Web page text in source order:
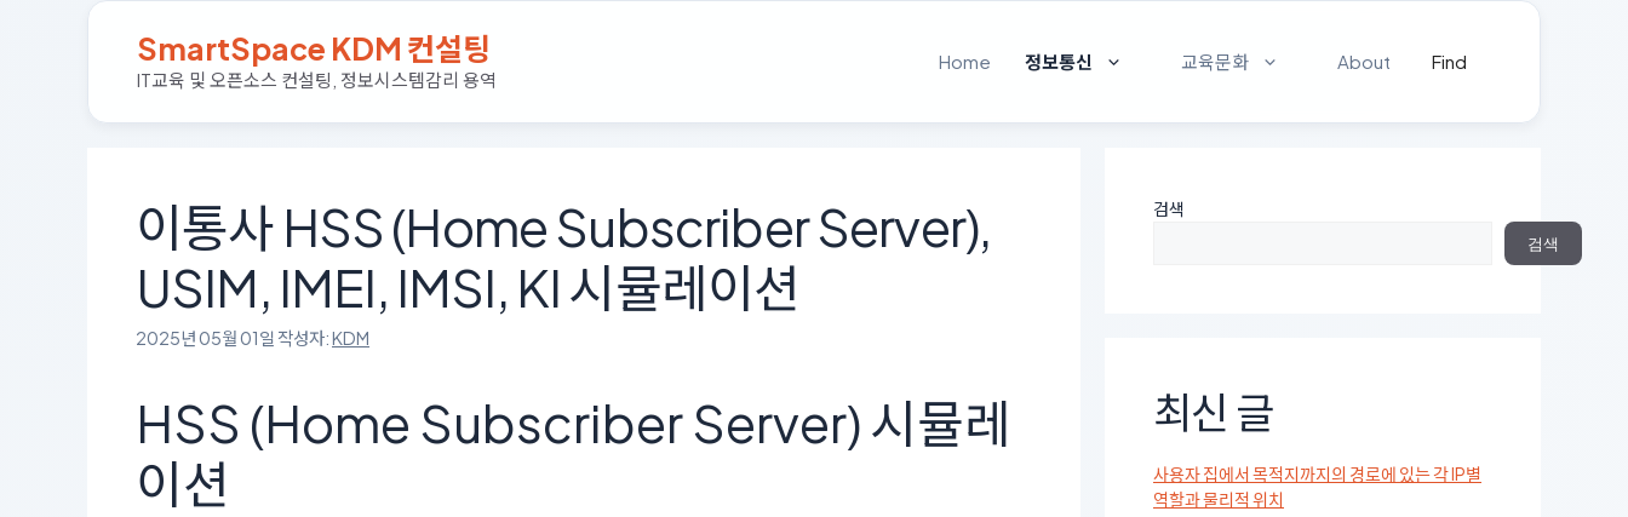
SmartSpace KDM 컨설팅
IT교육 및 오픈소스 컨설팅, 정보시스템감리 용역
Home 정보통신 교육문화 About Find
이통사 HSS (Home Subscriber Server),
USIM, IMEI, IMSI, KI 시뮬레이션
2025년 05월 01일 작성자:KDM
HSS (Home Subscriber Server) 시뮬레
이션
검색
검색
최신 글
사용자 집에서 목적지까지의 경로에 있는 각 IP별
역할과 물리적 위치